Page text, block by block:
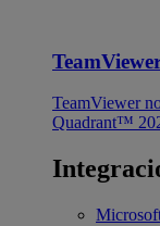
TeamViewer
Quadrant™